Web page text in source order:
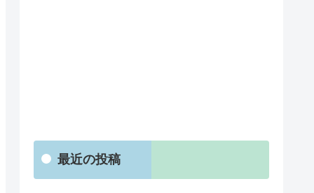
最近の投稿